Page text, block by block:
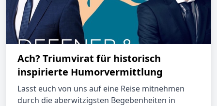
Ach? Triumvirat für historisch
inspirierte Humorvermittlung
Lasst euch von uns auf eine Reise mitnehmen
durch die aberwitzigsten Begebenheiten in